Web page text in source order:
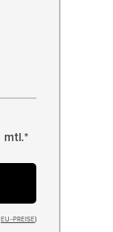
mtl.*
EU−PREISE)